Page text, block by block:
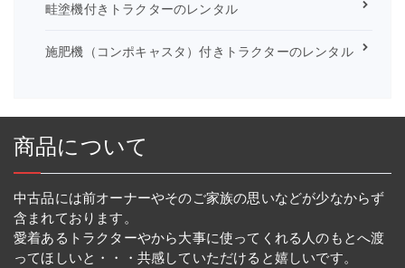
畦塗機付きトラクターのレンタル
施肥機（コンポキャスタ）付きトラクターのレンタル
商品について
中古品には前オーナーやそのご家族の思いなどが少なからず
含まれております。
愛着あるトラクターやから大事に使ってくれる人のもとへ渡
ってほしいと・・・共感していただけると嬉しいです。